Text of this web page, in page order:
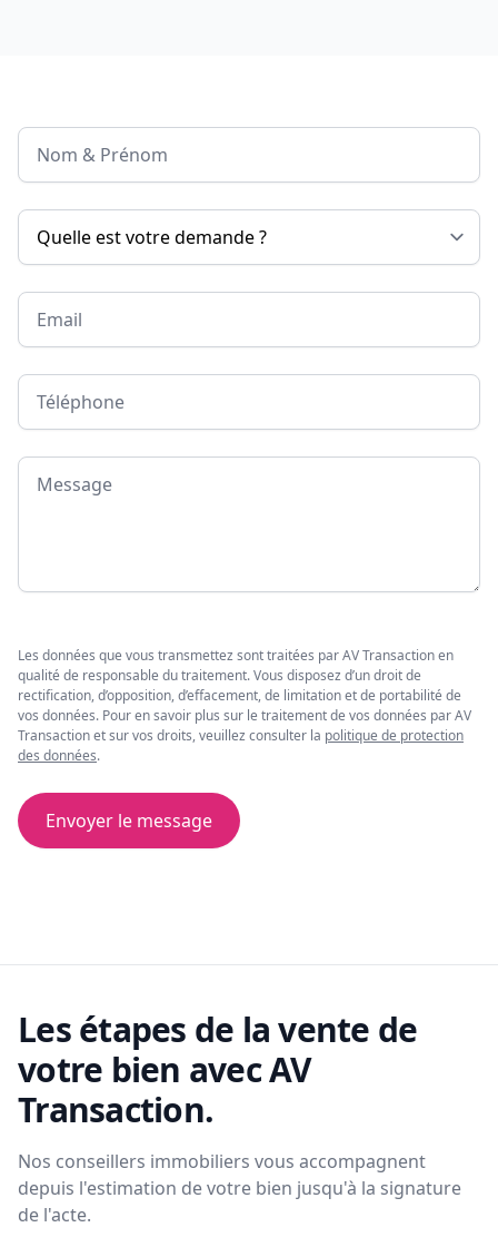
Nom & Prénom
Email
Téléphone
Message
Les données que vous transmettez sont traitées par AV Transaction en
qualité de responsable du traitement. Vous disposez d’un droit de
rectification, d’opposition, d’effacement, de limitation et de portabilité de
vos données. Pour en savoir plus sur le traitement de vos données par AV
Transaction et sur vos droits, veuillez consulter la politique de protection
des données.
Envoyer le message
Les étapes de la vente de
votre bien avec AV
Transaction.
Nos conseillers immobiliers vous accompagnent
depuis l'estimation de votre bien jusqu'à la signature
de l'acte.